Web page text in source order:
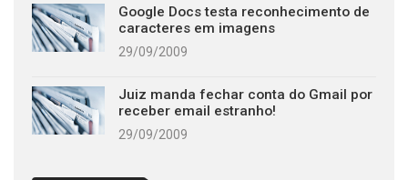
Google Docs testa reconhecimento de
caracteres em imagens
29/09/2009
Juiz manda fechar conta do Gmail por
receber email estranho!
29/09/2009